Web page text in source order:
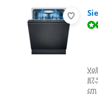
Beoordeling is 9,0 van de 10,
cm